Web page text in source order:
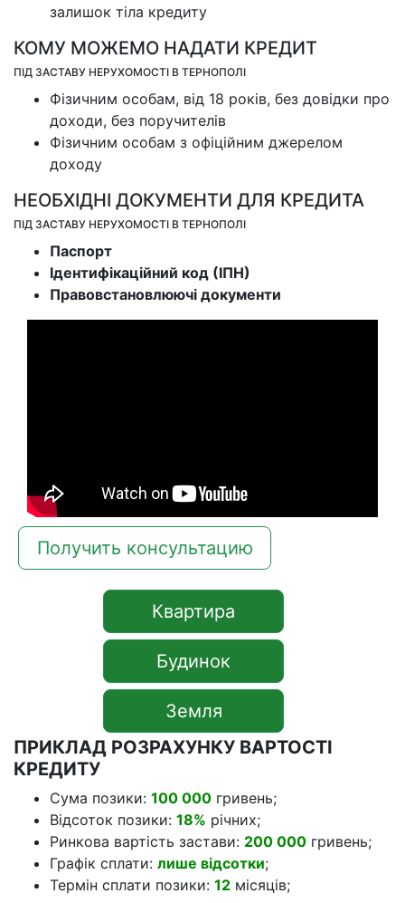
залишок тіла кредиту
КОМУ МОЖЕМО НАДАТИ КРЕДИТ
ПІД ЗАСТАВУ НЕРУХОМОСТІ В ТЕРНОПОЛІ
Фізичним особам, від 18 років, без довідки про
доходи, без поручителів
Фізичним особам з офіційним джерелом
доходу
НЕОБХІДНІ ДОКУМЕНТИ ДЛЯ КРЕДИТА
ПІД ЗАСТАВУ НЕРУХОМОСТІ В ТЕРНОПОЛІ
Паспорт
Ідентифікаційний код (ІПН)
Правовстановлюючі документи
Получить консультацию
Квартира
Будинок
Земля
ПРИКЛАД РОЗРАХУНКУ ВАРТОСТІ
КРЕДИТУ
Сума позики: 100 000 гривень;
Відсоток позики: 18% річних;
Ринкова вартість застави: 200 000 гривень;
Графік сплати: лише відсотки;
Термін сплати позики: 12 місяців;